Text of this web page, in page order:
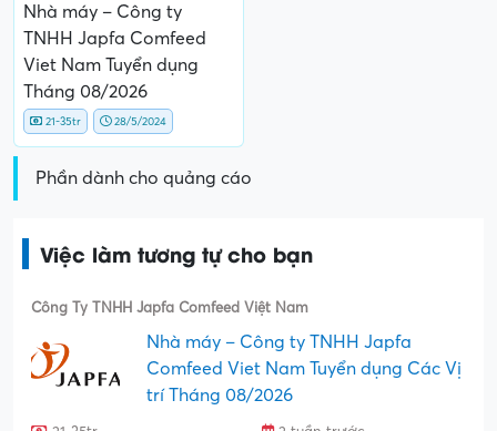
Nhà máy – Công ty
TNHH Japfa Comfeed
Viet Nam Tuyển dụng
Tháng 08/2026
21-35tr 28/5/2024
Phần dành cho quảng cáo
Việc làm tương tự cho bạn
Công Ty TNHH Japfa Comfeed Việt Nam
Nhà máy – Công ty TNHH Japfa
Comfeed Viet Nam Tuyển dụng Các Vị
trí Tháng 08/2026